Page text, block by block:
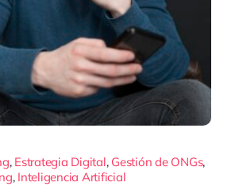
, Estrategia Digital, Gestión de ONGs,
, Inteligencia Artificial